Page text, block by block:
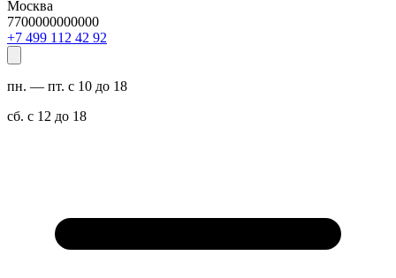
Москва
7700000000000
29 24 211 994 7+
пн. — пт. с 10 до 18
сб. с 12 до 18